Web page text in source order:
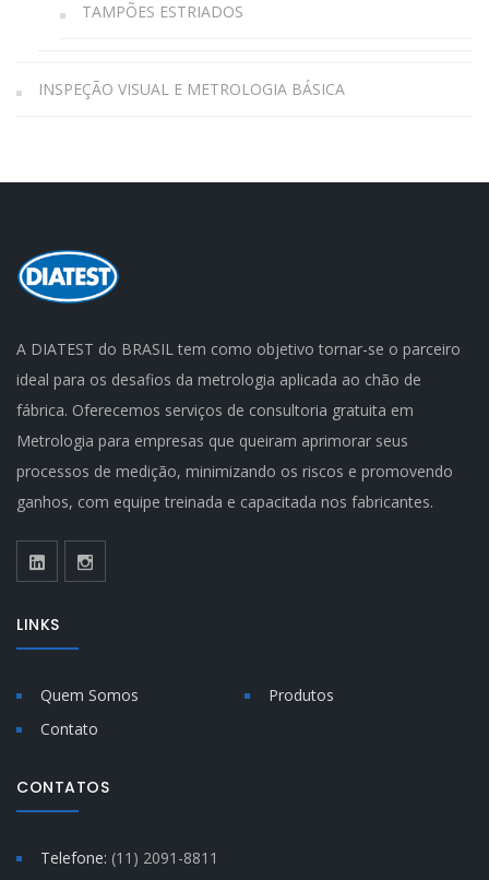
TAMPÕES ESTRIADOS
INSPEÇÃO VISUAL E METROLOGIA BÁSICA
A DIATEST do BRASIL tem como objetivo tornar-se o parceiro
ideal para os desafios da metrologia aplicada ao chão de
fábrica. Oferecemos serviços de consultoria gratuita em
Metrologia para empresas que queiram aprimorar seus
processos de medição, minimizando os riscos e promovendo
ganhos, com equipe treinada e capacitada nos fabricantes.
LINKS
Quem Somos
Produtos
Contato
CONTATOS
Telefone: (11) 2091-8811